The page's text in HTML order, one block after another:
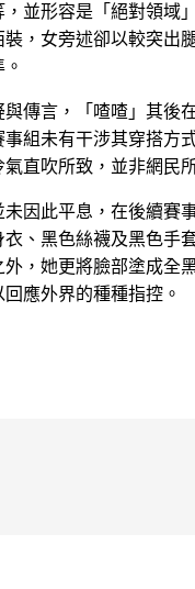
並形容是「絕對領域
，女旁述卻以較突出
與傳言，「喳喳」其後
組未有干涉其穿搭方
直吹所致，並非網民
因此平息，在後續賽
、黑色絲襪及黑色手
外，她更將臉部塗成全
應外界的種種指控。